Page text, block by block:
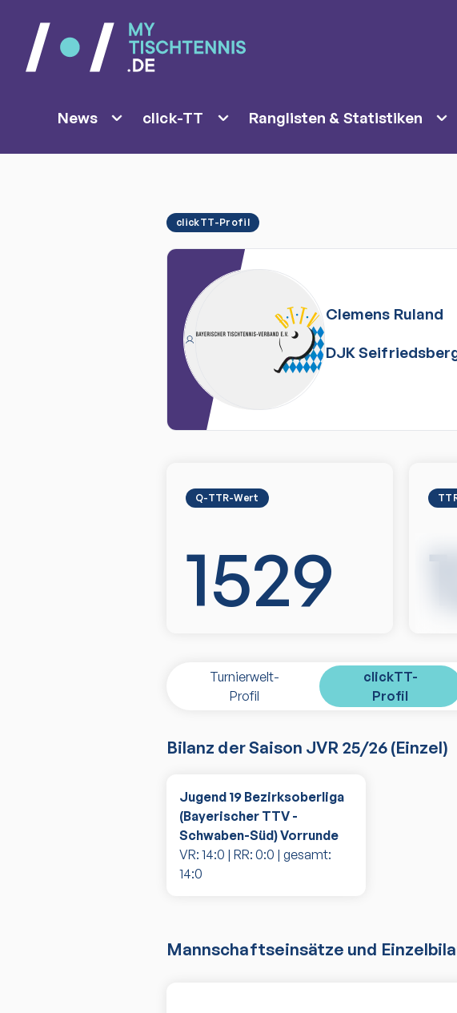
News click-TT Ranglisten & Statistiken
clickTT-Profil
Clemens Ruland
DJK
Q-TTR-Wert
1529
Turnierwelt-
Profil
clickTT-
Profil
Bilanz der Saison JVR 25/26(Einzel)
Jugend 19 Bezirksoberliga
(Bayerischer TTV -
Schwaben-Süd) Vorrunde
VR: 14:0 | RR: 0:0 | gesamt:
14:0
Mannschaftseinsätze und